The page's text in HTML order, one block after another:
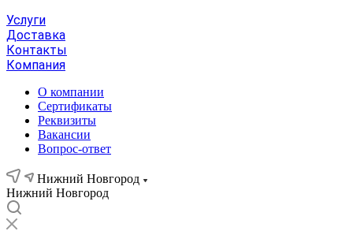
Услуги
Доставка
Контакты
Компания
О компании
Сертификаты
Реквизиты
Вакансии
Вопрос-ответ
Нижний Новгород
Нижний Новгород